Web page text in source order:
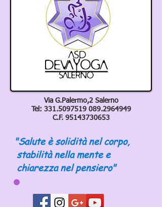
Via G.Palermo,2 Salerno
Tel: 331.5097519 089.2964949
C.F. 95143730653
"Salute è solidità nel corpo,
stabilità nella mente e
chiarezza nel pensiero"